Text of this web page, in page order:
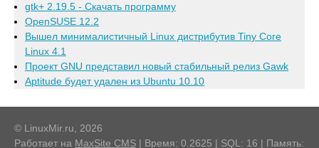
gtk+ 2.19.5 - Скачать программу
OpenSUSE 12.2
Вышел минималистичный Linux дистрибутив Tiny Core
Linux 4.1
Проект GNU представил новый стабильный релиз Gawk
Aptitude будет удален из Ubuntu 10.10
© LinuxMir.ru, 2026
Работает на MaxSite CMS | Время: 0.2625 | SQL: 16 | Память: